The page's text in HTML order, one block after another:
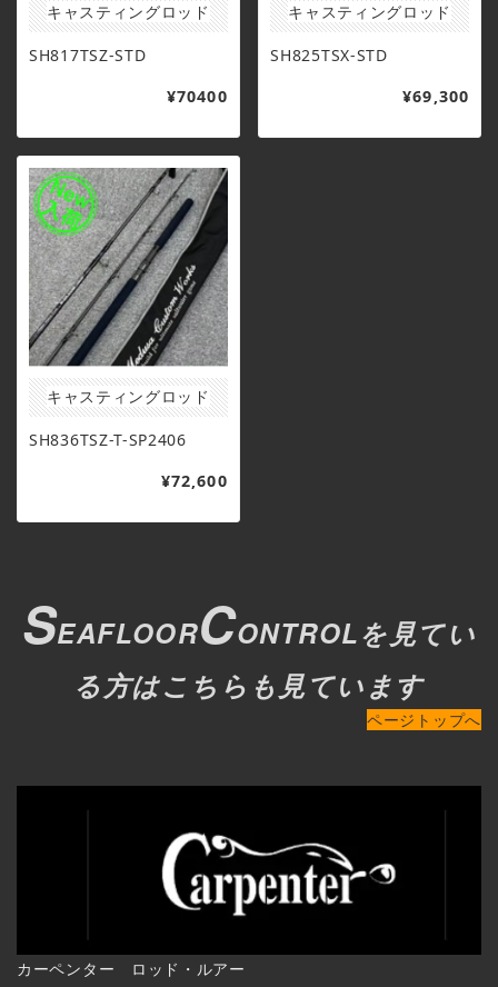
キャスティングロッド
SH817TSZ-STD
¥70400
キャスティングロッド
SH825TSX-STD
¥69,300
キャスティングロッド
SH836TSZ-T-SP2406
¥72,600
SEAFLOORCONTROLを見てい
る方はこちらも見ています
ページトップへ
カーペンター ロッド・ルアー